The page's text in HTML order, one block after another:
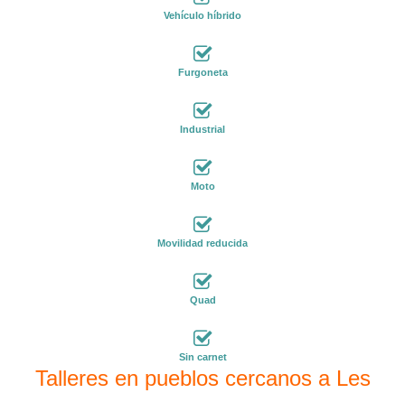
Vehículo híbrido
Furgoneta
Industrial
Moto
Movilidad reducida
Quad
Sin carnet
Talleres en pueblos cercanos a Les